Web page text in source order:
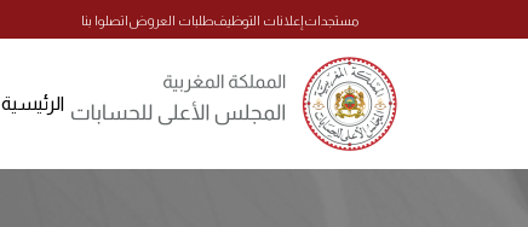
مستجداتإعلانات التوظيفطلبات العروضاتصلوا بنا
الرئيسية